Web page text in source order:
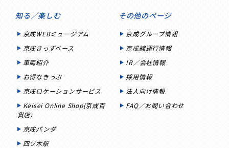
知る／楽しむ
京成WEBミュージアム
京成きっずベース
車両紹介
お得なきっぷ
京成ロケーションサービス
Keisei Online Shop(京成百
貨店)
京成パンダ
四ツ木駅
その他のページ
京成グループ情報
京成線運行情報
IR／会社情報
採用情報
法人向け情報
FAQ／お問い合わせ